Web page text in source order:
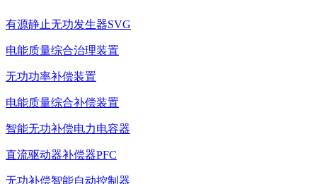
有源静止无功发生器SVG
电能质量综合治理装置
无功功率补偿装置
电能质量综合补偿装置
智能无功补偿电力电容器
直流驱动器补偿器PFC
无功补偿智能自动控制器